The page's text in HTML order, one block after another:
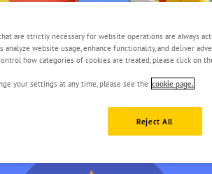
are strictly necessary for website operations are always
website usage, enhance functionality, and deliver
how categories of cookies are treated, please click on
your settings at any time, please see the cookie page.
Reject All